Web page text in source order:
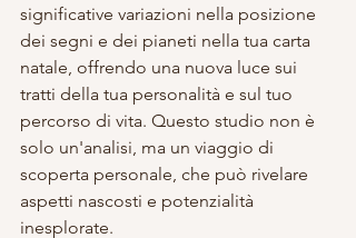
significative variazioni nella posizione
dei segni e dei pianeti nella tua carta
natale, offrendo una nuova luce sui
tratti della tua personalità e sul tuo
percorso di vita. Questo studio non è
solo un'analisi, ma un viaggio di
scoperta personale, che può rivelare
aspetti nascosti e potenzialità
inesplorate.